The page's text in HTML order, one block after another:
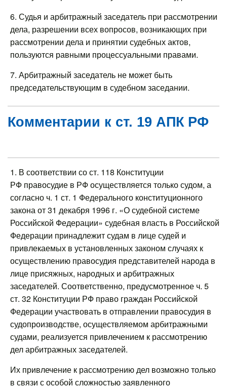
6. Судья и арбитражный заседатель при рассмотрении
дела, разрешении всех вопросов, возникающих при
рассмотрении дела и принятии судебных актов,
пользуются равными процессуальными правами.
7. Арбитражный заседатель не может быть
председательствующим в судебном заседании.
Комментарии к ст. 19 АПК РФ
1. В соответствии со ст. 118 Конституции
РФ правосудие в РФ осуществляется только судом, а
согласно ч. 1 ст. 1 Федерального конституционного
закона от 31 декабря 1996 г. «О судебной системе
Российской Федерации» судебная власть в Российской
Федерации принадлежит судам в лице судей и
привлекаемых в установленных законом случаях к
осуществлению правосудия представителей народа в
лице присяжных, народных и арбитражных
заседателей. Соответственно, предусмотренное ч. 5
ст. 32 Конституции РФ право граждан Российской
Федерации участвовать в отправлении правосудия в
судопроизводстве, осуществляемом арбитражными
судами, реализуется привлечением к рассмотрению
дел арбитражных заседателей.
Их привлечение к рассмотрению дел возможно только
в связи с особой сложностью заявленного